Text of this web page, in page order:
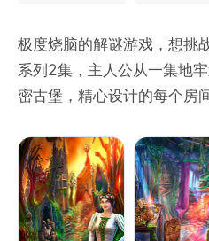
极度烧脑的解谜游戏，想挑
系列2集，主人公从一集地
密古堡，精心设计的每个房
都没通关，不行你来试试，